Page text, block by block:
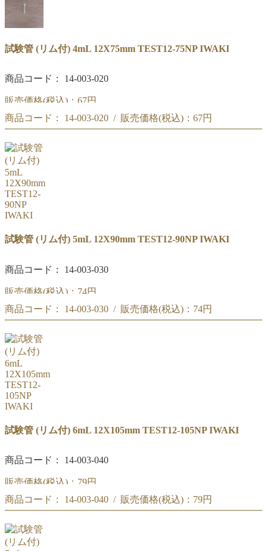
試験管 (リム付) 4mL 12X75mm TEST12-75NP IWAKI
商品コード： 14-003-020
販売価格(税込)： 67円
IWAKI 試験管 4mL (リム付) 12X75mm TEST12-75NP
商品コード： 14-003-020 / 販売価格(税込)： 67円
IWAKI 試験管 4mL (リム付) 12X75mm TEST12-75NP
試験管 (リム付) 5mL 12X90mm TEST12-90NP IWAKI
商品コード： 14-003-030
販売価格(税込)： 74円
IWAKI 試験管 5mL (リム付) 12X90mm TEST12-90NP
商品コード： 14-003-030 / 販売価格(税込)： 74円
IWAKI 試験管 5mL (リム付) 12X90mm TEST12-90NP
試験管 (リム付) 6mL 12X105mm TEST12-105NP IWAKI
商品コード： 14-003-040
販売価格(税込)： 79円
IWAKI 試験管 6mL (リム付) 12X105mm TEST12-105NP
商品コード： 14-003-040 / 販売価格(税込)： 79円
IWAKI 試験管 6mL (リム付) 12X105mm TEST12-105NP